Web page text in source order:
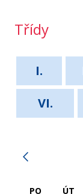
Třídy
I.
VI.
PO ÚT